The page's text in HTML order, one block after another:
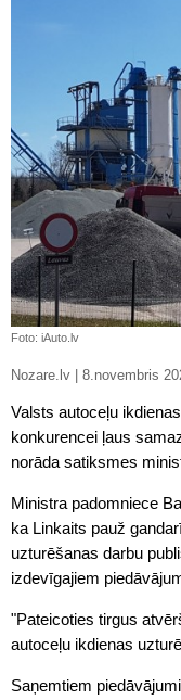
Foto: iAuto.lv
Nozare.lv |
Valsts autoceļu
konkurencei ļaus
norāda satiksmes
Ministra padomniece
ka Linkaits pauž
uzturēšanas darbu
izdevīgajiem
"Pateicoties tirgus
autoceļu ikdienas
Saņemtiem